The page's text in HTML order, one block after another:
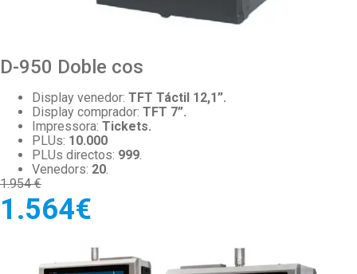
D-950 Doble cos
Display venedor: TFT Táctil 12,1”.
Display comprador: TFT 7”.
Impressora: Tickets.
PLUs: 10.000
PLUs directos: 999.
Venedors: 20.
1.954 €
1.564€